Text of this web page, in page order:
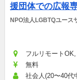
援団体での広報
NPO法人LGBTQユース
フルリモート
無料
社会人(20〜40代